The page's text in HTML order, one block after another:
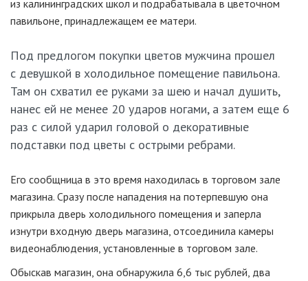
из калининградских школ и подрабатывала в цветочном
павильоне, принадлежащем ее матери.
Под предлогом покупки цветов мужчина прошел
с девушкой в холодильное помещение павильона.
Там он схватил ее руками за шею и начал душить,
нанес ей не менее 20 ударов ногами, а затем еще 6
раз с силой ударил головой о декоративные
подставки под цветы с острыми ребрами.
Его сообщница в это время находилась в торговом зале
магазина. Сразу после нападения на потерпевшую она
прикрыла дверь холодильного помещения и заперла
изнутри входную дверь магазина, отсоединила камеры
видеонаблюдения, установленные в торговом зале.
Обыскав магазин, она обнаружила 6,6 тыс рублей, два